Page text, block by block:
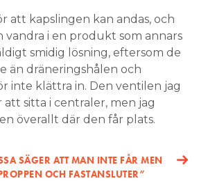
att kapslingen kan andas, och
i en produkt som annars
smidig lösning, eftersom de
än dräneringshålen och
inte klättra in. Den ventilen jag
sitta i centraler, men jag
överallt där den får plats.
SÄGER ATT MAN INTE FÅR MEN
OCH FASTANSLUTER”